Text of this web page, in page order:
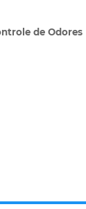
de Odores